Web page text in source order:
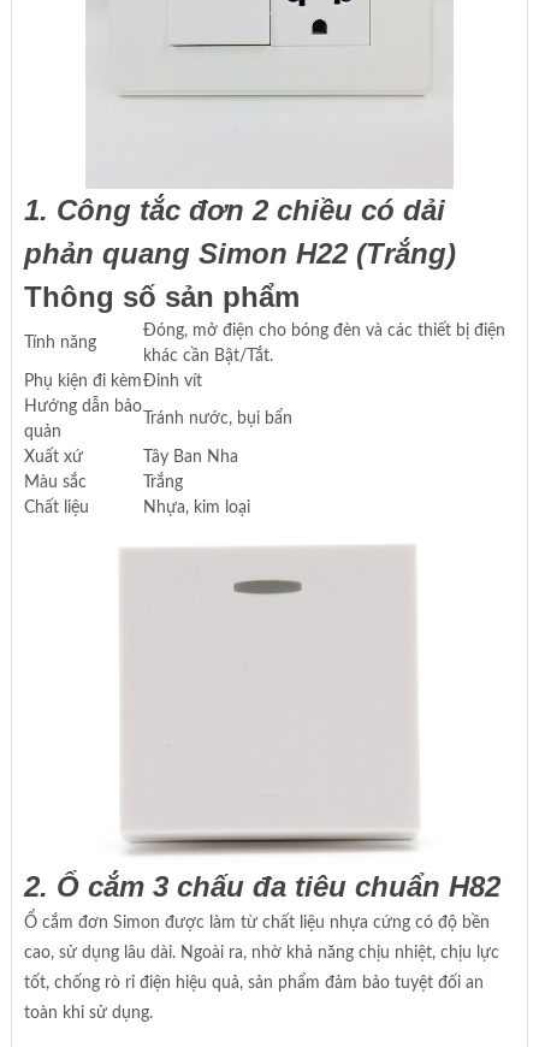
1. Công tắc đơn 2 chiều có dải
phản quang Simon H22 (Trắng)
Thông số sản phẩm
Tính năng
Đóng, mở điện cho bóng đèn và các thiết bị điện
khác cần Bật/Tắt.
Phụ kiện đi kèmĐinh vít
Hướng dẫn bảo
quản
Tránh nước, bụi bẩn
Xuất xứ
Tây Ban Nha
Màu sắc
Trắng
Chất liệu
Nhựa, kim loại
2. Ổ cắm 3 chấu đa tiêu chuẩn H82
Ổ cắm đơn Simon được làm từ chất liệu nhựa cứng có độ bền
cao, sử dụng lâu dài. Ngoài ra, nhờ khả năng chịu nhiệt, chịu lực
tốt, chống rò rỉ điện hiệu quả, sản phẩm đảm bảo tuyệt đối an
toàn khi sử dụng.